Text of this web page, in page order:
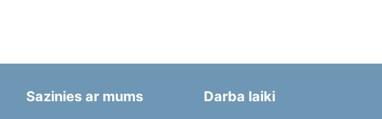
Sazinies ar mums Darba laiki